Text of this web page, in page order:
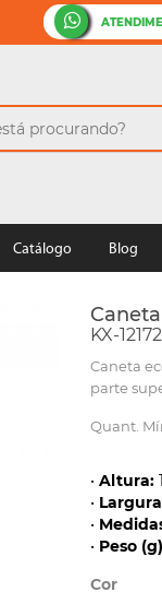
Catálogo Blog
KX-12172
Caneta
parte
Quant.
• Altura:
•
•
• Peso
Cor